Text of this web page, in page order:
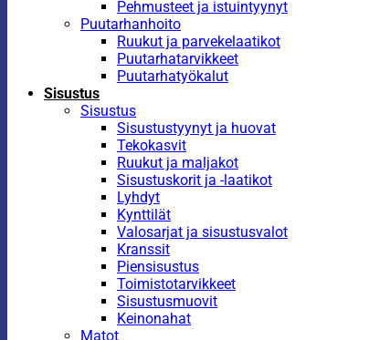
Pehmusteet ja istuintyynyt
Puutarhanhoito
Ruukut ja parvekelaatikot
Puutarhatarvikkeet
Puutarhatyökalut
Sisustus
Sisustus
Sisustustyynyt ja huovat
Tekokasvit
Ruukut ja maljakot
Sisustuskorit ja -laatikot
Lyhdyt
Kynttilät
Valosarjat ja sisustusvalot
Kranssit
Piensisustus
Toimistotarvikkeet
Sisustusmuovit
Keinonahat
Matot